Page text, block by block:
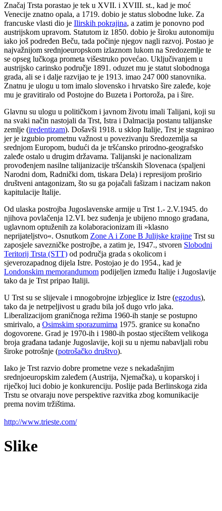
Značaj Trsta porastao je tek u XVII. i XVIII. st., kad je moć
Venecije znatno opala, a 1719. dobio je status slobodne luke. Za
francuske vlasti dio je Ilirskih pokrajina, a zatim je ponovno pod
austrijskom upravom. Statutom iz 1850. dobio je široku autonomiju
iako još podređen Beču, tada počinje njegov nagli razvoj. Postao je
najvažnijom srednjoeuropskom izlaznom lukom na Sredozemlje te
se opseg lučkoga prometa višestruko povećao. Uključivanjem u
austrijsko carinsko područje 1891. oduzet mu je statut slobodnoga
grada, ali se i dalje razvijao te je 1913. imao 247 000 stanovnika.
Znatnu je ulogu u tom imalo slovensko i hrvatsko šire zaleđe, koje
mu je gravitiralo od Postojne do Buzeta i Portoroža, pa i šire.
Glavnu su ulogu u političkom i javnom životu imali Talijani, koji su
na svaki način nastojali da Trst, Istra i Dalmacija postanu talijanske
zemlje (iredentizam). Došavši 1918. u sklop Italije, Trst je stagnirao
jer je izgubio prometnu važnost u povezivanju Sredozemlja sa
srednjom Europom, budući da je tršćansko prirodno-geografsko
zaleđe ostalo u drugim državama. Talijanski je nacionalizam
provođenjem nasilne talijanizacije tršćanskih Slovenaca (spaljeni
Narodni dom, Radnički dom, tiskara Dela) i represijom proširio
društveni antagonizam, što su ga pojačali fašizam i nacizam nakon
kapitulacije Italije.
Od ulaska postrojba Jugoslavenske armije u Trst 1.- 2.V.1945. do
njihova povlačenja 12.VI. bez suđenja je ubijeno mnogo građana,
uglavnom optuženih za kolaboracionizam ili »klasno
neprijateljstvo«. Osnutkom Zone A i Zone B Julijske krajine Trst su
zaposjele savezničke postrojbe, a zatim je, 1947., stvoren Slobodni
Teritorij Trsta (STT) od područja grada s okolicom i
sjeverozapadnog dijela Istre. Postojao je do 1954., kad je
Londonskim memorandumom podijeljen između Italije i Jugoslavije
tako da je Trst pripao Italiji.
U Trst su se slijevale i mnogobrojne izbjeglice iz Istre (egzodus),
tako da je netrpeljivost u gradu bila još dugo vrlo jaka.
Liberalizacijom graničnoga režima 1960-ih stanje se postupno
smirivalo, a Osimskim sporazumima 1975. granice su konačno
dogovorene. Grad je 1970-ih i 1980-ih postao stjecištem velikoga
broja građana tadanje Jugoslavije, koji su u njemu nabavljali robu
široke potrošnje (potrošačko društvo).
Iako je Trst razvio dobre prometne veze s nekadašnjim
srednjoeuropskim zaleđem (Austrija, Njemačka), u koparskoj i
riječkoj luci dobio je konkurenciju. Poslije pada Berlinskoga zida
Trstu se otvaraju nove perspektive razvitka zbog komunikacije
prema novim tržištima.
http://www.trieste.com/
Slike